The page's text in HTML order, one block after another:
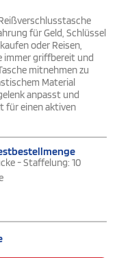
für Geld, Schlüssel
oder Reisen,
immer griffbereit und
mitnehmen zu
Material
anpasst und
für einen aktiven
- Staffelung: 10